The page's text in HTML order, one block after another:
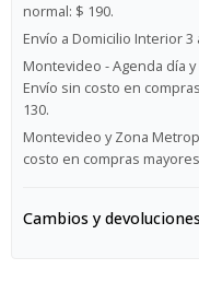
normal: $ 190.
Envío a Domicilio Interior 3
Montevideo - Agenda día
Envío sin costo en
130.
Montevideo y Zona
costo en compras
Cambios y devoluciones